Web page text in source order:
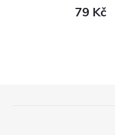
79 Kč